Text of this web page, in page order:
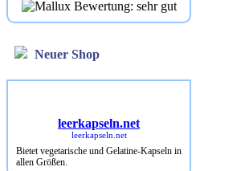
Neuer Shop
leerkapseln.net
Bietet vegetarische und Gelatine-Kapseln in
allen Größen.